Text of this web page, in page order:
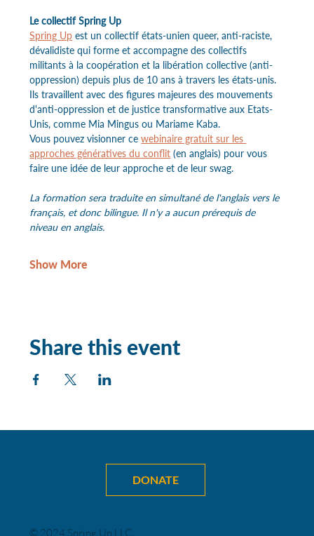
Le collectif Spring Up
Spring Up est un collectif états-unien queer, anti-raciste,
dévalidiste qui forme et accompagne des collectifs
militants à la coopération et la libération collective (anti-
oppression) depuis plus de 10 ans à travers les états-unis.
Ils travaillent avec des figures majeures des mouvements
d'anti-oppression et de justice transformative aux Etats-
Unis, comme Mia Mingus ou Mariame Kaba.
Vous pouvez visionner ce webinaire gratuit sur les
approches génératives du conflit (en anglais) pour vous
faire une idée de leur approche et de leur swag.
La formation sera traduite en simultané de l'anglais vers le
français, et donc bilingue. Il n'y a aucun prérequis de
niveau en anglais.
Show More
Share this event
DONATE
© 2024 Spring Up LLC